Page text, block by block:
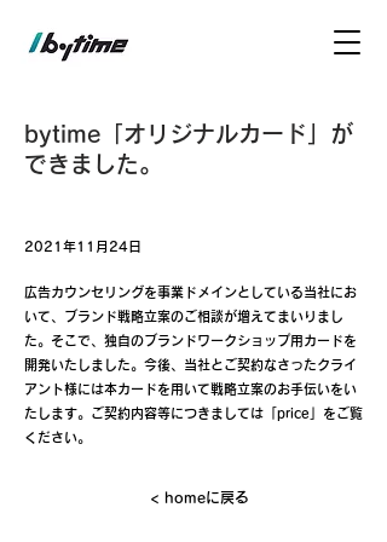
bytime「オリジナルカード」が
できました。
2021年11月24日
広告カウンセリングを事業ドメインとしている当社にお
いて、ブランド戦略立案のご相談が増えてまいりまし
た。そこで、独自のブランドワークショップ用カードを
開発いたしました。今後、当社とご契約なさったクライ
アント様には本カードを用いて戦略立案のお手伝いをい
たします。ご契約内容等につきましては「price」をご覧
ください。
< homeに戻る